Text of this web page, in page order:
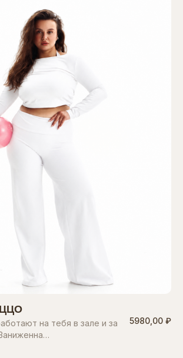
на тебя в зале и за
5980,00 ₽